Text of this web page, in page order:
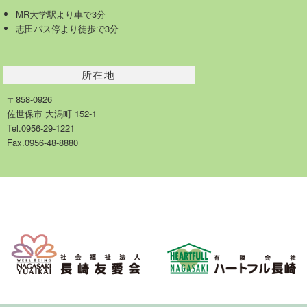
MR大学駅より車で3分
志田バス停より徒歩で3分
所在地
〒858-0926
佐世保市 大潟町 152-1
Tel.0956-29-1221
Fax.0956-48-8880